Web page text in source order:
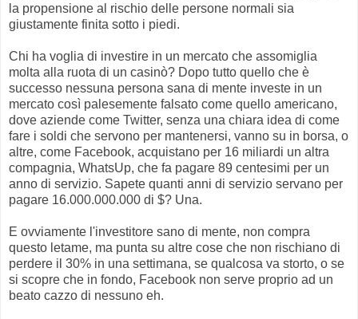
la propensione al rischio delle persone normali sia
giustamente finita sotto i piedi.
Chi ha voglia di investire in un mercato che assomiglia
molta alla ruota di un casinò? Dopo tutto quello che è
successo nessuna persona sana di mente investe in un
mercato così palesemente falsato come quello americano,
dove aziende come Twitter, senza una chiara idea di come
fare i soldi che servono per mantenersi, vanno su in borsa, o
altre, come Facebook, acquistano per 16 miliardi un altra
compagnia, WhatsUp, che fa pagare 89 centesimi per un
anno di servizio. Sapete quanti anni di servizio servano per
pagare 16.000.000.000 di $? Una.
E ovviamente l'investitore sano di mente, non compra
questo letame, ma punta su altre cose che non rischiano di
perdere il 30% in una settimana, se qualcosa va storto, o se
si scopre che in fondo, Facebook non serve proprio ad un
beato cazzo di nessuno eh.